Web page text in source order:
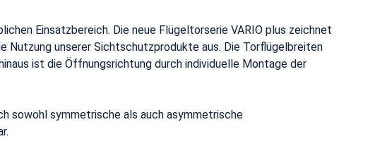
Einsatzbereich. Die neue Flügeltorserie VARIO plus zeichnet
Nutzung unserer Sichtschutzprodukte aus. Die Torflügelbreiten
ist die Öffnungsrichtung durch individuelle Montage der
sowohl symmetrische als auch asymmetrische